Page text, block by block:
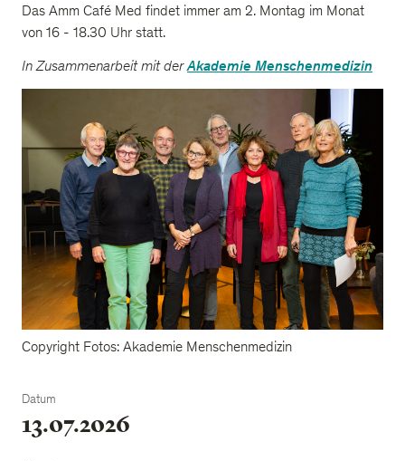
Das Amm Café Med findet immer am 2. Montag im Monat
von 16 - 18.30 Uhr statt.
In Zusammenarbeit mit derAkademie Menschenmedizin
Copyright Fotos: Akademie Menschenmedizin
Datum
13.07.2026